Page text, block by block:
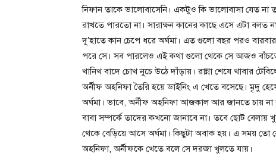
নিফান তাকে ভালোবাসেনি। একটুও কি ভালোবাসা যেত না
রাখতে পারতো না। সারাক্ষন কানের কাছে এসে এটা বলত
দু’হাতে কান চেপে ধরে অর্ঘমা। এত গুলো বছর পরও
পরে সে। সব পারলেও এই কথা গুলো থেকে সে আজও বাঁচতে
খানিখ বাদে চোখ নুচে উঠে দাঁড়ায়। রান্না শেষে খাবার
অর্নীফ অহনিফা তৈরি হয়ে ডাইনিং এ খেতে বসেছে। মৃদু
অর্ঘমা। ভাবে, অর্নীফ অহনিফা আজকাল আর জানতে চায়
বাবা সম্পর্কে তাদের কখনো জানাবে না। তবে ছোট বেলায়
থেকে বেড়িয়ে আসে অর্ঘমা। কিছুটা অবাক হয়। এ সময় তো
অহনিফা, অর্নীফকে খেতে বলে সে দরজা খুলতে যায়।